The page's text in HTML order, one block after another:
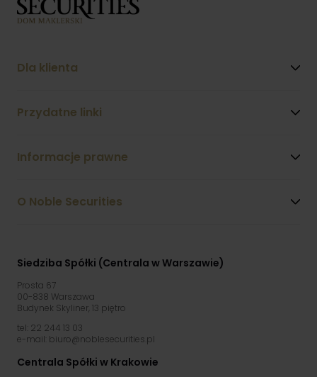
Siedziba Spółki (Centrala w Warszawie)
Prosta 67
00-838 Warszawa
Budynek Skyliner, 13 piętro
tel: 22 244 13 03
e-mail: biuro@noblesecurities.pl
Centrala Spółki w Krakowie
Dla klienta
Przydatne linki
Informacje prawne
O Noble Securities